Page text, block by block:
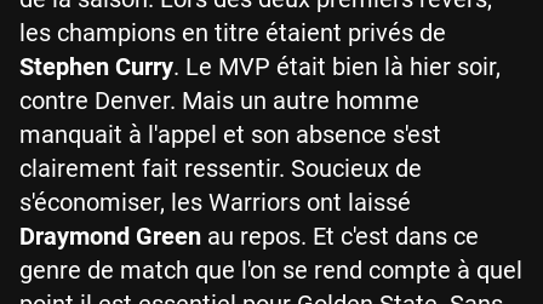
les champions en titre étaient privés de
Stephen Curry. Le MVP était bien là hier soir,
contre Denver. Mais un autre homme
manquait à l'appel et son absence s'est
clairement fait ressentir. Soucieux de
s'économiser, les Warriors ont laissé
Draymond Green au repos. Et c'est dans ce
genre de match que l'on se rend compte à quel